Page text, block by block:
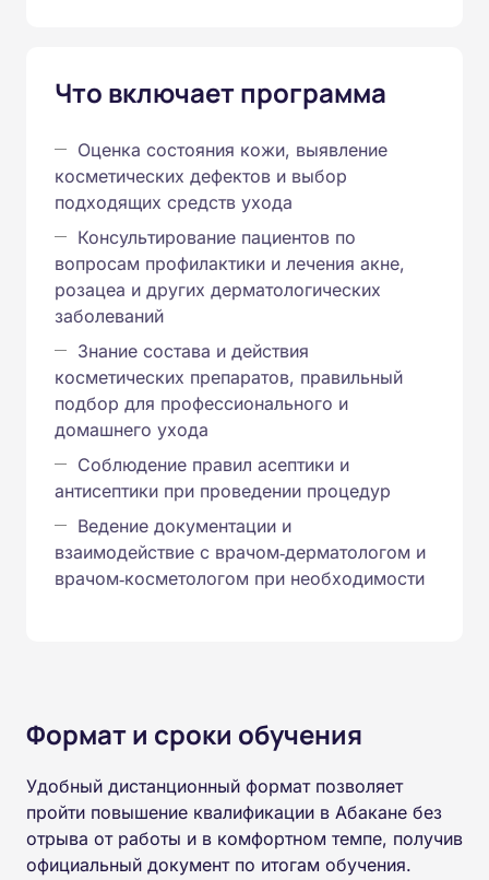
Что включает программа
Оценка состояния кожи, выявление
косметических дефектов и выбор
подходящих средств ухода
Консультирование пациентов по
вопросам профилактики и лечения акне,
розацеа и других дерматологических
заболеваний
Знание состава и действия
косметических препаратов, правильный
подбор для профессионального и
домашнего ухода
Соблюдение правил асептики и
антисептики при проведении процедур
Ведение документации и
взаимодействие с врачом‑дерматологом и
врачом‑косметологом при необходимости
Формат и сроки обучения
Удобный дистанционный формат позволяет
пройти повышение квалификации в Абакане без
отрыва от работы и в комфортном темпе, получив
официальный документ по итогам обучения.